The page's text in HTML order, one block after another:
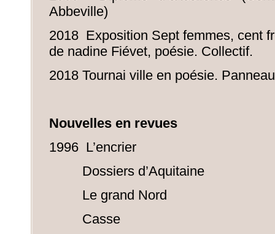
Abbeville)
2018 Exposition Sept femmes, cent
de nadine Fiévet, poésie. Collectif.
2018 Tournai ville en poésie.
Nouvelles en revues
1996 L’encrier
Dossiers d’Aquitaine
Le grand Nord
Casse